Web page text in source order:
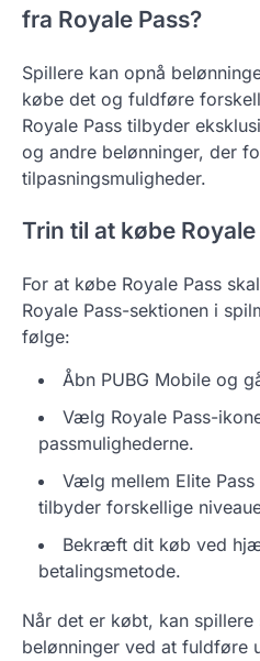
fra Royale Pass?
Spillere kan opnå
købe det og fuldføre
Royale Pass tilbyder
og andre belønninger, der
tilpasningsmuligheder.
Trin til at købe Royale
For at købe Royale Pass
Royale Pass-sektionen i
følge:
Åbn PUBG Mobile og
Vælg Royale Pass-
passmulighederne.
Vælg mellem Elite Pass
tilbyder forskellige
Bekræft dit køb ved
betalingsmetode.
Når det er købt, kan
belønninger ved at fuldføre